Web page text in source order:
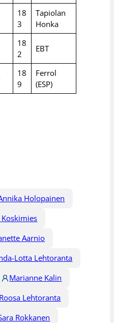
18
3
Tapiolan
Honka
18
2
EBT
18
9
Ferrol
(ESP)
Holopainen
Koskimies
Aarnio
Lotta Lehtoranta
Marianne Kalin
Roosa Lehtoranta
Rokkanen